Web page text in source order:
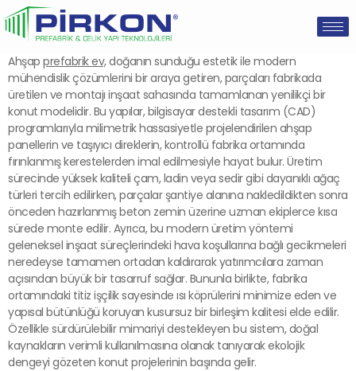
Ahşap prefabrik ev,doğanın sunduğu estetik ile modern
mühendislik çözümlerini bir araya getiren, parçaları fabrikada
üretilen ve montajı inşaat sahasında tamamlanan yenilikçi bir
konut modelidir. Bu yapılar, bilgisayar destekli tasarım (CAD)
programlarıyla milimetrik hassasiyetle projelendirilen ahşap
panellerin ve taşıyıcı direklerin, kontrollü fabrika ortamında
fırınlanmış kerestelerden imal edilmesiyle hayat bulur. Üretim
sürecinde yüksek kaliteli çam, ladin veya sedir gibi dayanıklı ağaç
türleri tercih edilirken, parçalar şantiye alanına nakledildikten sonra
önceden hazırlanmış beton zemin üzerine uzman ekiplerce kısa
sürede monte edilir. Ayrıca, bu modern üretim yöntemi
geleneksel inşaat süreçlerindeki hava koşullarına bağlı gecikmeleri
neredeyse tamamen ortadan kaldırarak yatırımcılara zaman
açısından büyük bir tasarruf sağlar. Bununla birlikte, fabrika
ortamındaki titiz işçilik sayesinde ısı köprülerini minimize eden ve
yapısal bütünlüğü koruyan kusursuz bir birleşim kalitesi elde edilir.
Özellikle sürdürülebilir mimariyi destekleyen bu sistem, doğal
kaynakların verimli kullanılmasına olanak tanıyarak ekolojik
dengeyi gözeten konut projelerinin başında gelir.